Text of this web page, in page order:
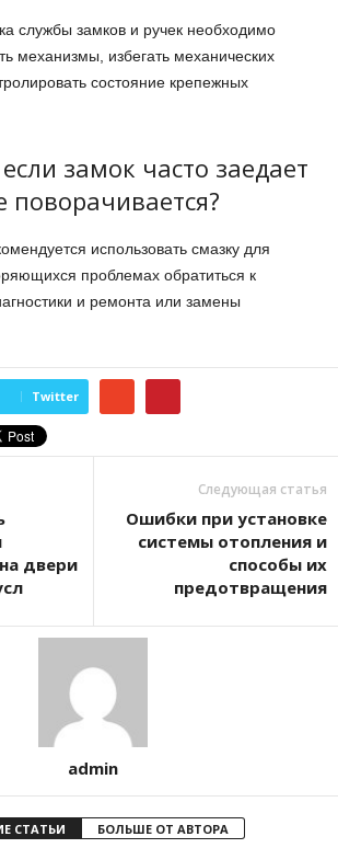
службы замков и ручек необходимо
механизмы, избегать механических
состояние крепежных
замок часто заедает
использовать смазку для
проблемах обратиться к
и ремонта или замены
Twitter
двери
Следующая статья
Ошибки при установке
системы отопления и
способы их
предотвращения
admin
СТАТЬИ БОЛЬШЕ ОТ АВТОРА